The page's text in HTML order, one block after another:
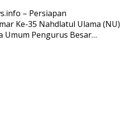
– Persiapan
Ke-35 Nahdlatul Ulama (NU)
Umum Pengurus Besar…